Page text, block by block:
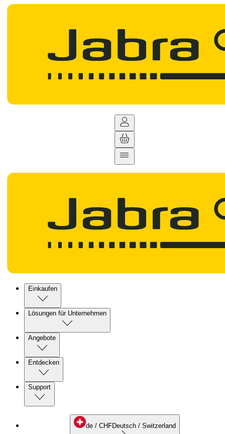
Einkaufen
Lösungen für Unternehmen
Angebote
Entdecken
Support
de/ CHFDeutsch / Switzerland